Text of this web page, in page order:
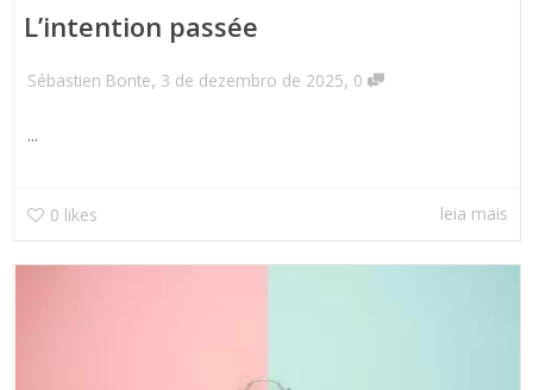
L’intention passée
Sébastien Bonte, 3 de dezembro de 2025, 0
...
0 likes leia mais